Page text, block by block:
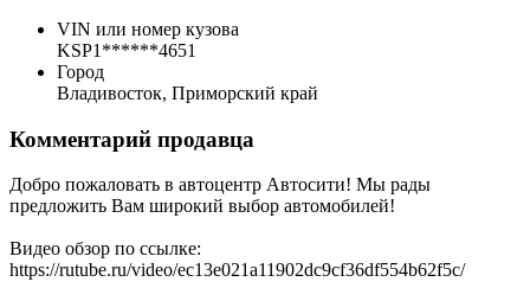
VIN или номер кузова
KSP1******4651
Город
Владивосток, Приморский край
Комментарий продавца
Добро пожаловать в автоцентр Автосити! Мы рады
предложить Вам широкий выбор автомобилей!
Видео обзор по ссылке:
https://rutube.ru/video/ec13e021a11902dc9cf36df554b62f5c/